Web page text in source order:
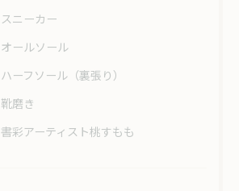
スニーカー
オールソール
ハーフソール（裏張り）
靴磨き
書彩アーティスト桃すもも